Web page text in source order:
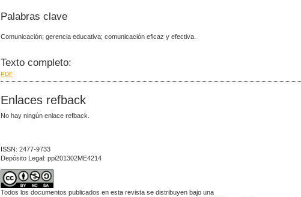
Palabras clave
Comunicación; gerencia educativa; comunicación eficaz y efectiva.
Texto completo:
PDF
Enlaces refback
No hay ningún enlace refback.
ISSN: 2477-9733
Depósito Legal: ppi201302ME4214
Todos los documentos publicados en esta revista se distribuyen bajo una